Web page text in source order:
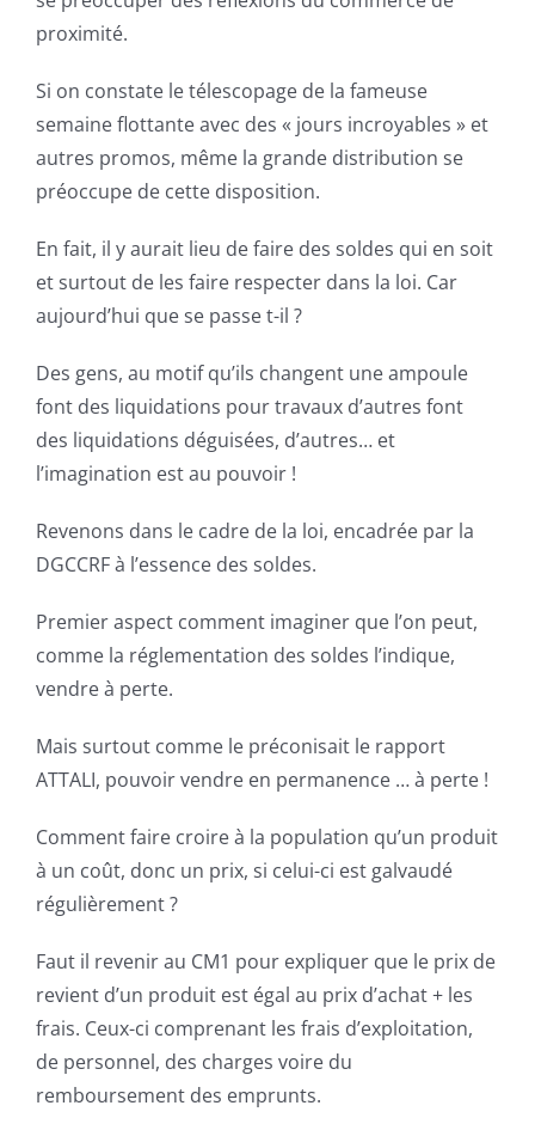
proximité.
Si on constate le télescopage de la fameuse
semaine flottante avec des « jours incroyables » et
autres promos, même la grande distribution se
préoccupe de cette disposition.
En fait, il y aurait lieu de faire des soldes qui en soit
et surtout de les faire respecter dans la loi. Car
aujourd’hui que se passe t-il ?
Des gens, au motif qu’ils changent une ampoule
font des liquidations pour travaux d’autres font
des liquidations déguisées, d’autres… et
l’imagination est au pouvoir !
Revenons dans le cadre de la loi, encadrée par la
DGCCRF à l’essence des soldes.
Premier aspect comment imaginer que l’on peut,
comme la réglementation des soldes l’indique,
vendre à perte.
Mais surtout comme le préconisait le rapport
ATTALI, pouvoir vendre en permanence … à perte !
Comment faire croire à la population qu’un produit
à un coût, donc un prix, si celui-ci est galvaudé
régulièrement ?
Faut il revenir au CM1 pour expliquer que le prix de
revient d’un produit est égal au prix d’achat + les
frais. Ceux-ci comprenant les frais d’exploitation,
de personnel, des charges voire du
remboursement des emprunts.